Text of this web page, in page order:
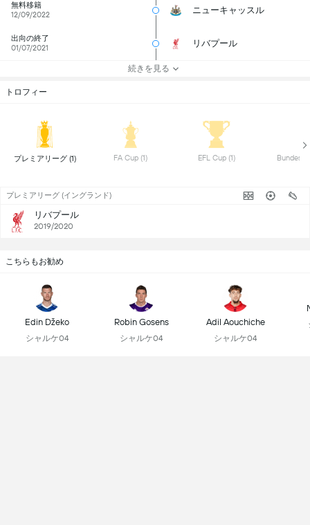
無料移籍
12/09/2022
ニューキャッスル
出向の終了
01/07/2021
リバプール
続きを見る
トロフィー
プレミアリーグ (1) EFL Cup (1)
プレミアリーグ (イングランド)
リバプール
2019/2020
こちらもお勧め
Edin Džeko
シャルケ04
Robin Gosens
シャルケ04
Adil Aouchiche
シャルケ04